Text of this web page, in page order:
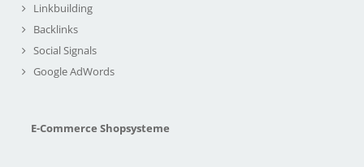
Linkbuilding
Backlinks
Social Signals
Google AdWords
E-Commerce Shopsysteme